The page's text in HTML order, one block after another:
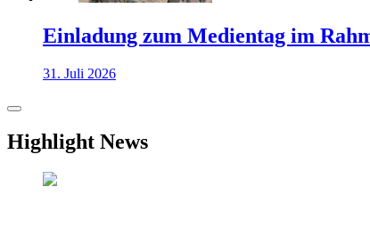
Einladung zum Medientag im
31. Juli 2026
Highlight News